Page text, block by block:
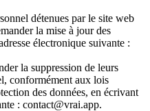
détenues par le site web
la mise à jour des
électronique suivante :
la suppression de leurs
conformément aux lois
des données, en écrivant
: contact@vrai.app.